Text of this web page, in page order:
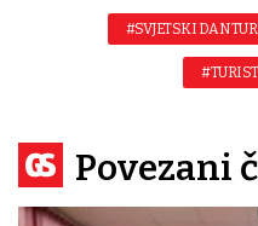
#SVJETSKI DAN
Povezani